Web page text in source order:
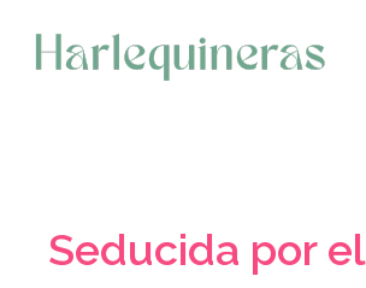
contenido
Seducida por el